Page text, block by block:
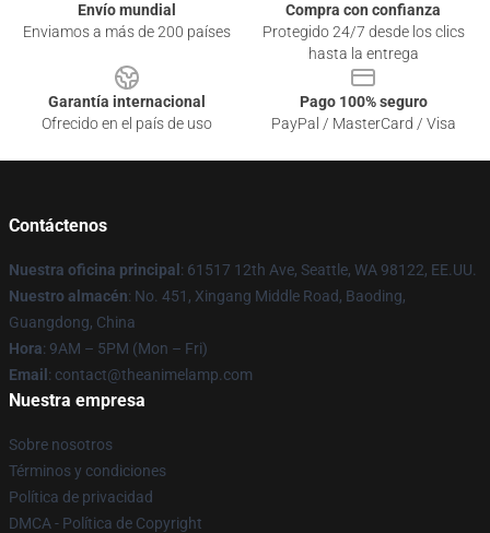
Envío mundial
Enviamos a más de 200 países
Compra con confianza
Protegido 24/7 desde los clics
hasta la entrega
Garantía internacional
Ofrecido en el país de uso
Pago 100% seguro
PayPal / MasterCard / Visa
Contáctenos
Nuestra oficina principal : 61517 12th Ave, Seattle, WA 98122, EE.UU.
Nuestro almacén: No. 451, Xingang Middle Road, Baoding,
Guangdong, China
Hora: 9AM – 5PM (Mon – Fri)
Email : contact@theanimelamp.com
Nuestra empresa
Sobre nosotros
Términos y condiciones
Política de privacidad
DMCA - Política de Copyright